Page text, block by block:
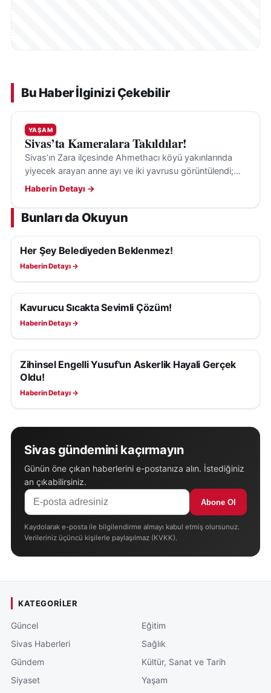
Bu Haber İlginizi Çekebilir
YAŞAM
Sivas’ta Kameralara Takıldılar!
Sivas’ın Zara ilçesinde Ahmethacı köyü yakınlarında
yiyecek arayan anne ayı ve iki yavrusu görüntülendi;
anne ayı, vatandaşı fark edince yavrularını uzaklaştırdı.
Haberin Detayı →
Bunları da Okuyun
YAŞAM
Her Şey Belediyeden Beklenmez!
Haberin Detayı →
YAŞAM
Kavurucu Sıcakta Sevimli Çözüm!
Haberin Detayı →
YAŞAM
Zihinsel Engelli Yusuf'un Askerlik Hayali Gerçek
Oldu!
Haberin Detayı →
Sivas gündemini kaçırmayın
Günün öne çıkan haberlerini e-postanıza alın. İstediğiniz
an çıkabilirsiniz.
Abone Ol
Kaydolarak e-posta ile bilgilendirme almayı kabul etmiş olursunuz.
Verileriniz üçüncü kişilerle paylaşılmaz (KVKK).
KATEGORILER
Güncel
Sivas Haberleri
Gündem
Siyaset
Eğitim
Sağlık
Kültür, Sanat ve Tarih
Yaşam